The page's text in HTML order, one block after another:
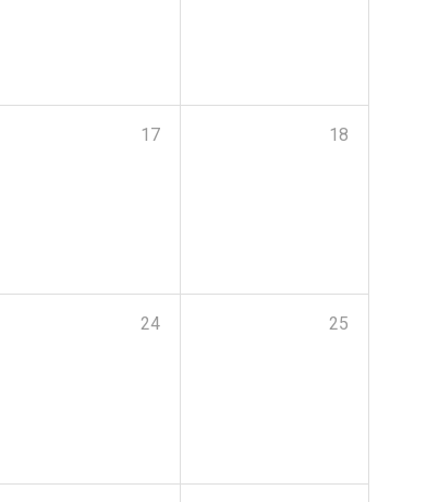
17 18
24 25